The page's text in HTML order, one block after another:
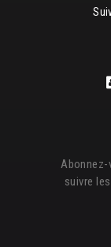
suivre